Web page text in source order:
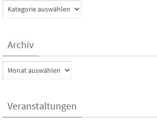
Kategorien
Archiv
Archiv
Veranstaltungen